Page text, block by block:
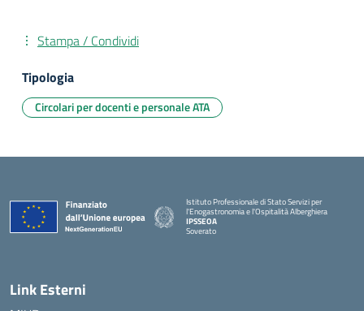
Stampa / Condividi
Tipologia
Circolari per docenti e personale ATA
Istituto Professionale di Stato Servizi per
l'Enogastronomia e l'Ospitalità Alberghiera
IPSSEOA
Soverato
Link Esterni